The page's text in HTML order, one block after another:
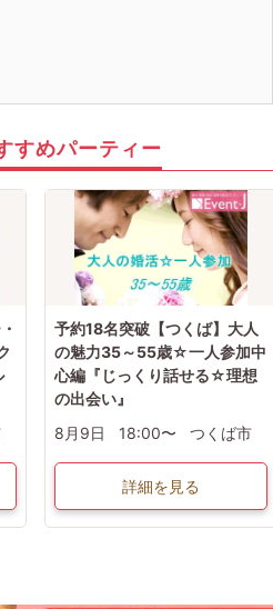
すめパーティー
予約18名突破【つくば】大人
の魅力35～55歳☆一人参加中
心編『じっくり話せる☆理想
の出会い』
8月9日
18:00〜 つくば市
詳細を見る